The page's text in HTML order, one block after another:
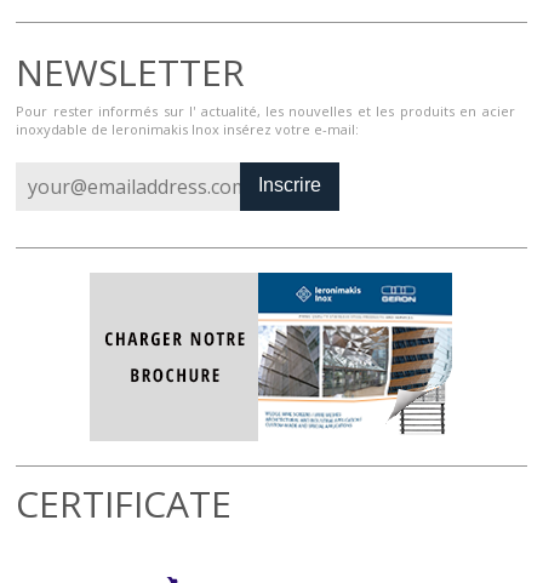
NEWSLETTER
Pour rester informés sur l' actualité, les nouvelles et les produits en acier
inoxydable de Ieronimakis Inox insérez votre e-mail:
Inscrire
CERTIFICATE